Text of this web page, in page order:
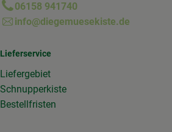
06158 941740
info@diegemuesekiste.de
Lieferservice
Liefergebiet
Schnupperkiste
Bestellfristen